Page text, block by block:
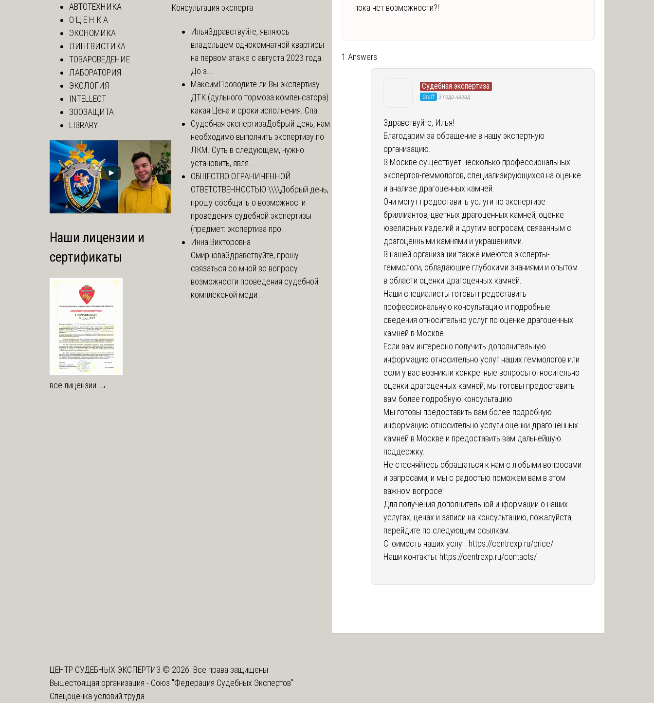
пока нет возможности?!
1 Answers
Судебная экспертиза
Staff 3 года назад
Здравствуйте, Илья!
Благодарим за обращение в нашу экспертную
организацию.
В Москве существует несколько профессиональных
экспертов-геммологов, специализирующихся на оценке
и анализе драгоценных камней.
Они могут предоставить услуги по экспертизе
бриллиантов, цветных драгоценных камней, оценке
ювелирных изделий и другим вопросам, связанным с
драгоценными камнями и украшениями.
В нашей организации также имеются эксперты-
геммологи, обладающие глубокими знаниями и опытом
в области оценки драгоценных камней.
Наши специалисты готовы предоставить
профессиональную консультацию и подробные
сведения относительно услуг по оценке драгоценных
камней в Москве.
Если вам интересно получить дополнительную
информацию относительно услуг наших геммологов или
если у вас возникли конкретные вопросы относительно
оценки драгоценных камней, мы готовы предоставить
вам более подробную консультацию.
Мы готовы предоставить вам более подробную
информацию относительно услуги оценки драгоценных
камней в Москве и предоставить вам дальнейшую
поддержку.
Не стесняйтесь обращаться к нам с любыми вопросами
и запросами, и мы с радостью поможем вам в этом
важном вопросе!
Для получения дополнительной информации о наших
услугах, ценах и записи на консультацию, пожалуйста,
перейдите по следующим ссылкам:
Стоимость наших услуг: https://centrexp.ru/price/
Наши контакты: https://centrexp.ru/contacts/
АВТОТЕХНИКА
О Ц Е Н К А
ЭКОНОМИКА
ЛИНГВИСТИКА
ТОВАРОВЕДЕНИЕ
ЛАБОРАТОРИЯ
ЭКОЛОГИЯ
INTELLECT
ЗООЗАЩИТА
LIBRARY
Наши лицензии и
сертификаты
все лицензии →
Консультация эксперта
ИльяЗдравствуйте, являюсь
владельцем однокомнатной квартиры
на первом этаже с августа 2023 года.
До э...
МаксимПроводите ли Вы экспертизу
ДТК (дульного тормоза компенсатора)
какая Цена и сроки исполнения. Спа...
Судебная экспертизаДобрый день, нам
необходимо выполнить экспертизу по
ЛКМ. Суть в следующем, нужно
установить, явля...
ОБЩЕСТВО ОГРАНИЧЕННОЙ
ОТВЕТСТВЕННОСТЬЮ \\\\Добрый день,
прошу сообщить о возможности
проведения судебной экспертизы
(предмет: экспертиза про...
Инна Викторовна
СмирноваЗдравствуйте, прошу
связаться со мной во вопросу
возможности проведения судебной
комплексной меди...
ЦЕНТР СУДЕБНЫХ ЭКСПЕРТИЗ © 2026. Все права защищены
Вышестоящая организация - Союз "Федерация Судебных Экспертов"
Спецоценка условий труда